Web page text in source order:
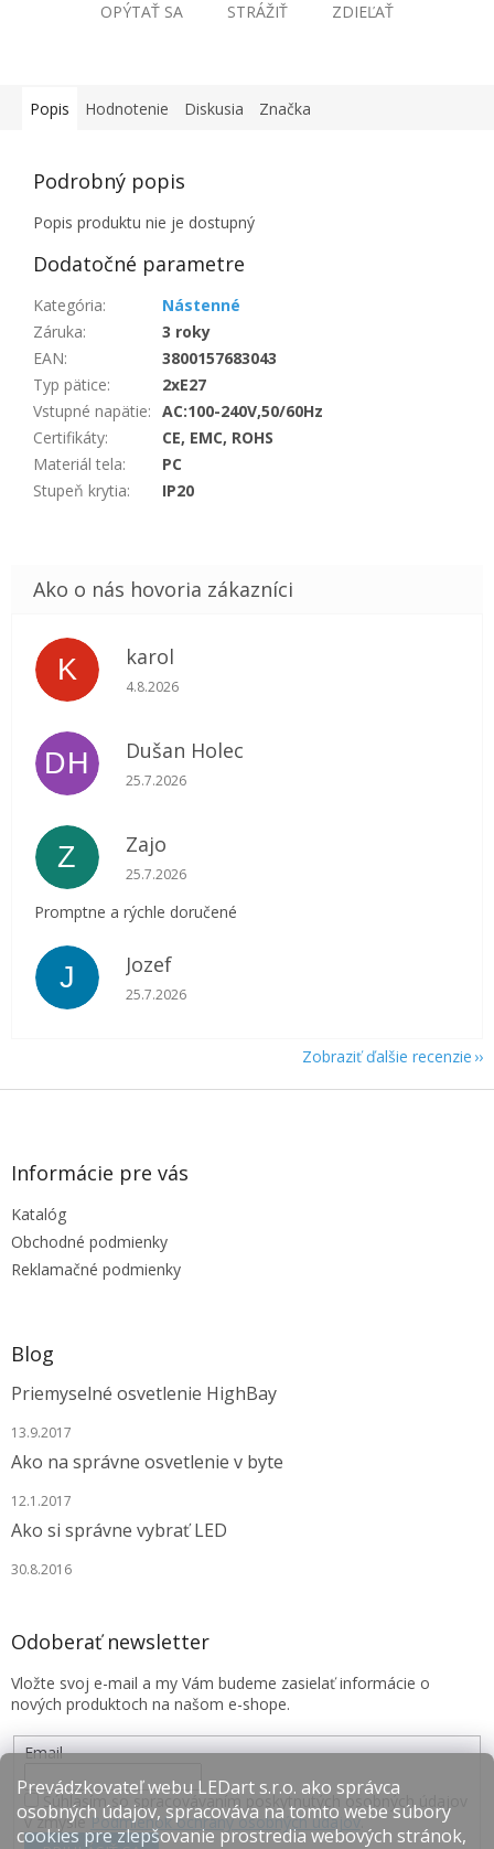
Prevádzkovateľ webu LEDart s.r.o. ako správca
osobných údajov, spracováva na tomto webe súbory
cookies pre zlepšovanie prostredia webových stránok,
OPÝTAŤ SA STRÁŽIŤ ZDIEĽAŤ
Popis Hodnotenie Diskusia Značka
Podrobný popis
Popis produktu nie je dostupný
Dodatočné parametre
Kategória:
Nástenné
Záruka:
3 roky
EAN:
3800157683043
Typ pätice:
2xE27
Vstupné napätie: AC:100-240V,50/60Hz
Certifikáty:
CE, EMC, ROHS
Materiál tela:
PC
Stupeň krytia: IP20
K karol
Hodnotenie obchodu je 5 z 5 hviezdičiek.
4.8.2026
DH Dušan Holec
Hodnotenie obchodu je 5 z 5 hviezdičiek.
25.7.2026
Z Zajo
Hodnotenie obchodu je 5 z 5 hviezdičiek.
25.7.2026
Promptne a rýchle doručené
J Jozef
Hodnotenie obchodu je 5 z 5 hviezdičiek.
25.7.2026
Zobraziť ďalšie recenzie
Z
Informácie pre vás
Katalóg
Obchodné podmienky
Reklamačné podmienky
Blog
Priemyselné osvetlenie HighBay
13.9.2017
Ako na správne osvetlenie v byte
12.1.2017
Ako si správne vybrať LED
30.8.2016
Odoberať newsletter
Vložte svoj e-mail a my Vám budeme zasielať informácie o
nových produktoch na našom e-shope.
Email
Súhlasím so spracovávaním poskytnutých osobných údajov
v zmysle Podmienok ochrany osobných údajov.